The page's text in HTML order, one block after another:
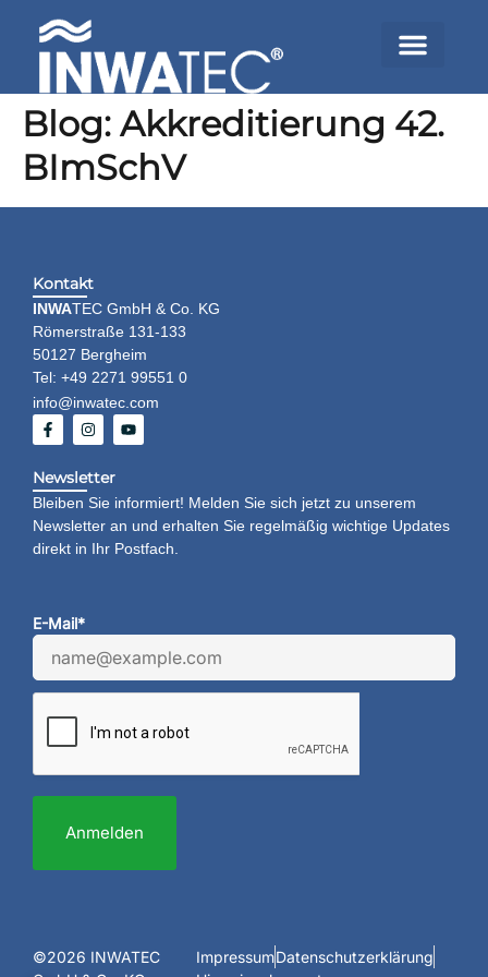
Blog: Akkreditierung 42.
BImSchV
Kontakt
INWATEC GmbH & Co. KG
Römerstraße 131-133
50127 Bergheim
Tel: +49 2271 99551 0
info@inwatec.com
Newsletter
Bleiben Sie informiert! Melden Sie sich jetzt zu unserem
Newsletter an und erhalten Sie regelmäßig wichtige Updates
direkt in Ihr Postfach.
E-Mail*
Anmelden
©2026 INWATEC
ImpressumDatenschutzerklärung